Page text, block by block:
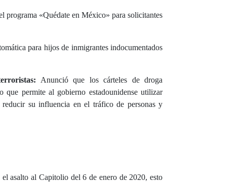
programa «Quédate en México» para solicitantes
para hijos de inmigrantes indocumentados
Anunció que los cárteles de droga
que permite al gobierno estadounidense utilizar
reducir su influencia en el tráfico de personas y
asalto al Capitolio del 6 de enero de 2020, esto